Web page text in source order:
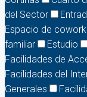
del Sector
Espacio de
familiar
Estudio
Facilidades de
Facilidades del
Generales